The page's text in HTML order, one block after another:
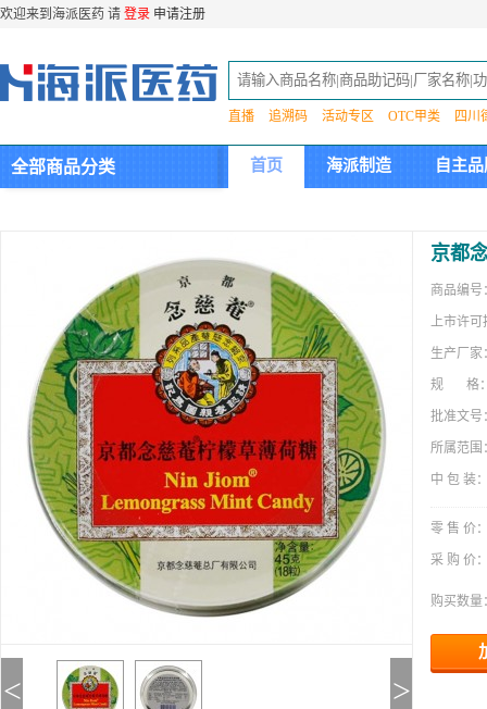
欢迎来到海派医药 请 登录 申请注册
直播 追溯码 活动专区 OTC甲类 四川
全部商品分类 首页 海派制造 自主
< >
京都
商品编号
上市许可
生产厂家
规 格
批准文号
所属范围
中 包 装
零 售 价
采 购 价
购买数量